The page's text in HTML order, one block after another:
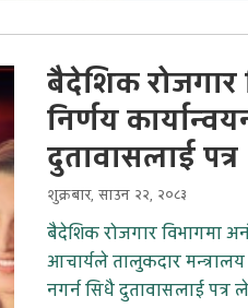
बैदेशिक रोजगार
निर्णय
दुतावासलाई पत्र
शुक्रबार, साउन २२, २०८३
बैदेशिक रोजगार विभागमा
आचार्यले तालुकदार मन्त्रालय
नगर्न सिधै दुतावासलाई पत्र